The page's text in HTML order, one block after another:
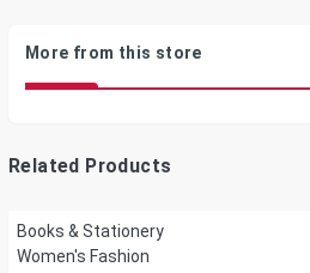
More from this store
Related Products
Books & Stationery
Women's Fashion